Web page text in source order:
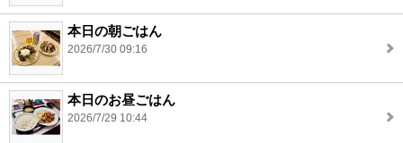
本日の朝ごはん
2026/7/30 09:16
本日のお昼ごはん
2026/7/29 10:44